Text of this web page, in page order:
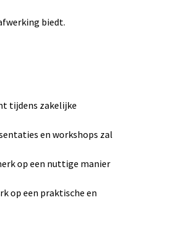
biedt.
tijdens zakelijke
en workshops zal
op een nuttige manier
op een praktische en